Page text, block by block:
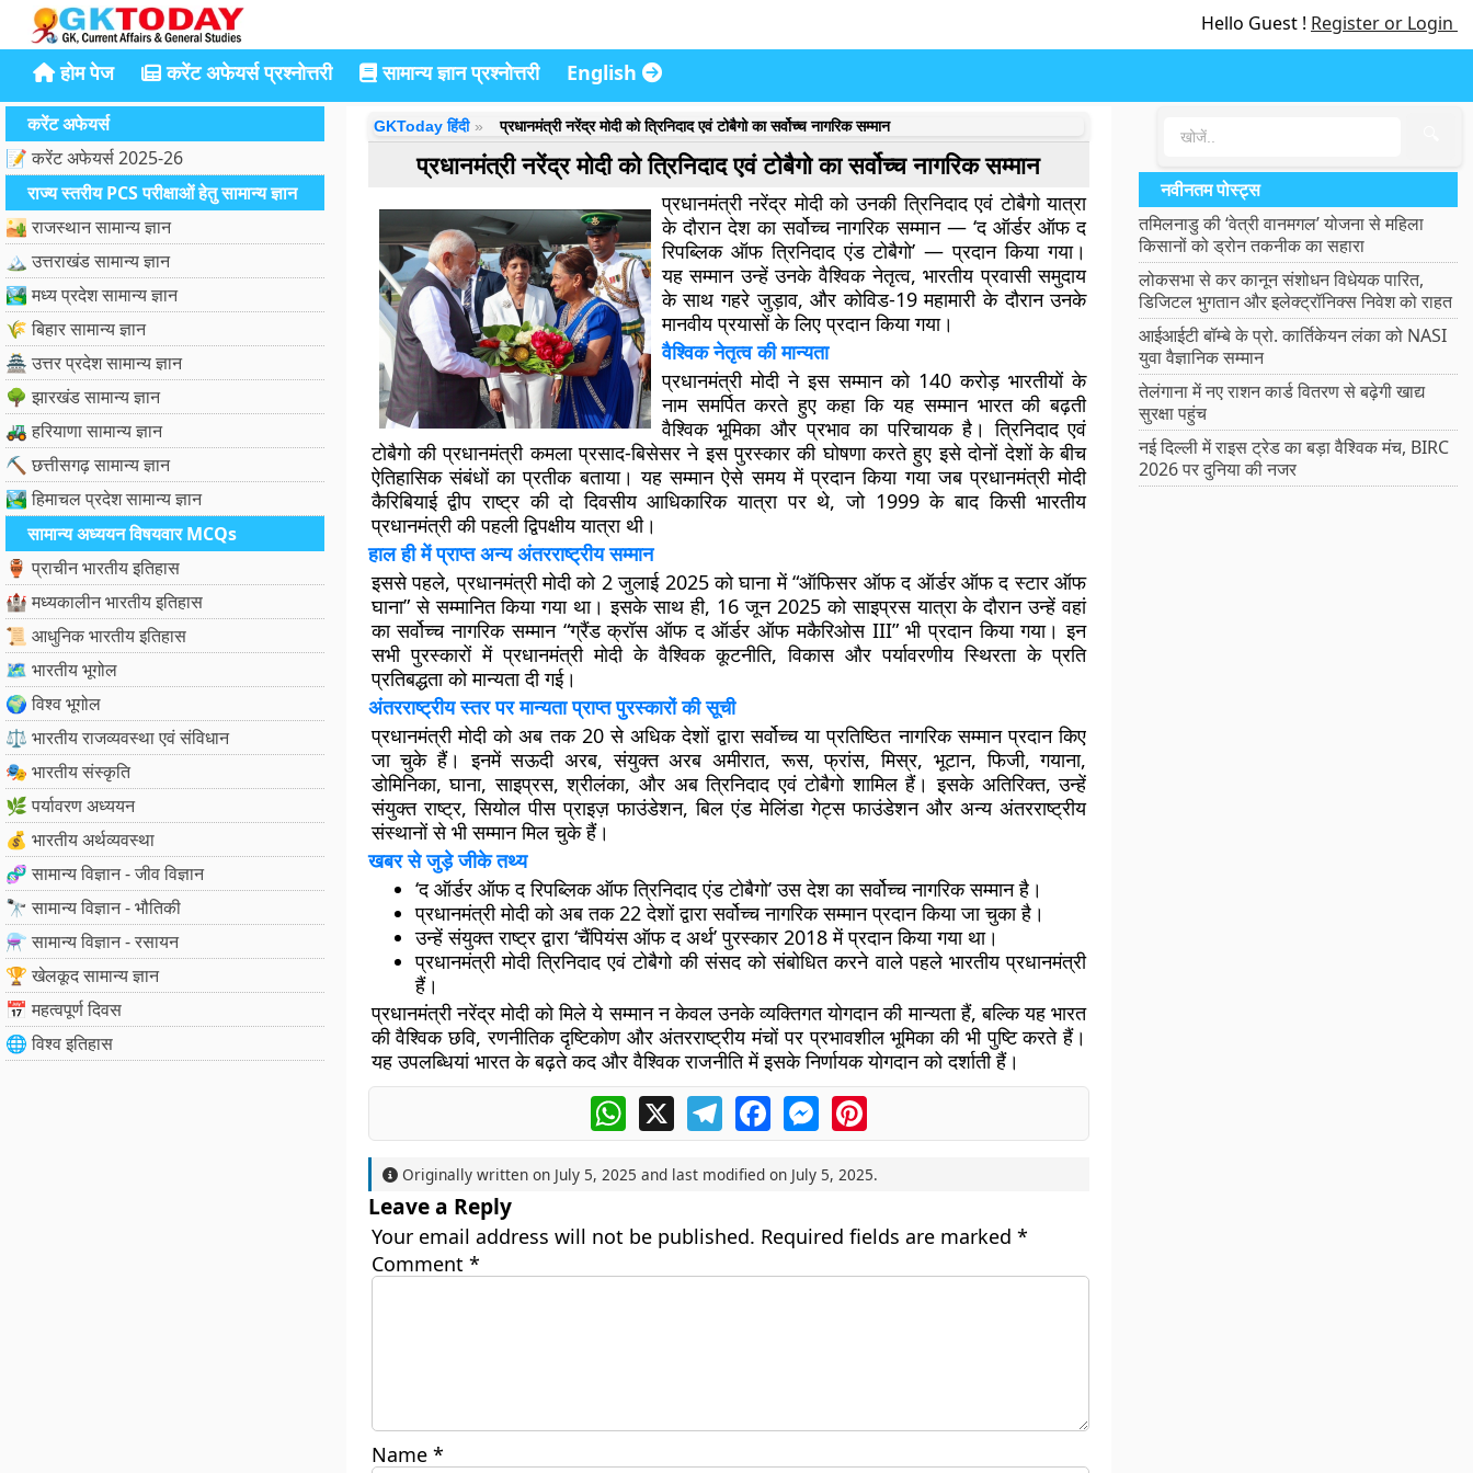
Hello Guest ! Register or Login
होम पेज करेंट अफेयर्स प्रश्नोत्तरी सामान्य ज्ञान प्रश्नोत्तरी English
करेंट अफेयर्स
📝 करेंट अफेयर्स 2025-26
राज्य स्तरीय PCS परीक्षाओं हेतु सामान्य ज्ञान
🏜️ राजस्थान सामान्य ज्ञान
🏔️ उत्तराखंड सामान्य ज्ञान
🏞️ मध्य प्रदेश सामान्य ज्ञान
🌾 बिहार सामान्य ज्ञान
🏯 उत्तर प्रदेश सामान्य ज्ञान
🌳 झारखंड सामान्य ज्ञान
🚜 हरियाणा सामान्य ज्ञान
⛏️ छत्तीसगढ़ सामान्य ज्ञान
🏞️ हिमाचल प्रदेश सामान्य ज्ञान
सामान्य अध्ययन विषयवार MCQs
🏺 प्राचीन भारतीय इतिहास
🏰 मध्यकालीन भारतीय इतिहास
📜 आधुनिक भारतीय इतिहास
🗺️ भारतीय भूगोल
🌍 विश्व भूगोल
⚖️ भारतीय राजव्यवस्था एवं संविधान
🎭 भारतीय संस्कृति
🌿 पर्यावरण अध्ययन
💰 भारतीय अर्थव्यवस्था
🧬 सामान्य विज्ञान - जीव विज्ञान
🔭 सामान्य विज्ञान - भौतिकी
⚗️ सामान्य विज्ञान - रसायन
🏆 खेलकूद सामान्य ज्ञान
📅 महत्वपूर्ण दिवस
🌐 विश्व इतिहास
GKToday हिंदी प्रधानमंत्री नरेंद्र मोदी को त्रिनिदाद एवं टोबैगो का सर्वोच्च नागरिक सम्मान
प्रधानमंत्री नरेंद्र मोदी को त्रिनिदाद एवं टोबैगो का सर्वोच्च नागरिक सम्मान
प्रधानमंत्री नरेंद्र मोदी को उनकी त्रिनिदाद एवं टोबैगो यात्रा
के दौरान देश का सर्वोच्च नागरिक सम्मान — ‘द ऑर्डर ऑफ द
रिपब्लिक ऑफ त्रिनिदाद एंड टोबैगो’ — प्रदान किया गया।
यह सम्मान उन्हें उनके वैश्विक नेतृत्व, भारतीय प्रवासी समुदाय
के साथ गहरे जुड़ाव, और कोविड-19 महामारी के दौरान उनके
मानवीय प्रयासों के लिए प्रदान किया गया।
वैश्विक नेतृत्व की मान्यता
प्रधानमंत्री मोदी ने इस सम्मान को 140 करोड़ भारतीयों के
नाम समर्पित करते हुए कहा कि यह सम्मान भारत की बढ़ती
वैश्विक भूमिका और प्रभाव का परिचायक है। त्रिनिदाद एवं
टोबैगो की प्रधानमंत्री कमला प्रसाद-बिसेसर ने इस पुरस्कार की घोषणा करते हुए इसे दोनों देशों के बीच
ऐतिहासिक संबंधों का प्रतीक बताया। यह सम्मान ऐसे समय में प्रदान किया गया जब प्रधानमंत्री मोदी
कैरिबियाई द्वीप राष्ट्र की दो दिवसीय आधिकारिक यात्रा पर थे, जो 1999 के बाद किसी भारतीय
प्रधानमंत्री की पहली द्विपक्षीय यात्रा थी।
हाल ही में प्राप्त अन्य अंतरराष्ट्रीय सम्मान
इससे पहले, प्रधानमंत्री मोदी को 2 जुलाई 2025 को घाना में “ऑफिसर ऑफ द ऑर्डर ऑफ द स्टार ऑफ
घाना” से सम्मानित किया गया था। इसके साथ ही, 16 जून 2025 को साइप्रस यात्रा के दौरान उन्हें वहां
का सर्वोच्च नागरिक सम्मान “ग्रैंड क्रॉस ऑफ द ऑर्डर ऑफ मकैरिओस III” भी प्रदान किया गया। इन
सभी पुरस्कारों में प्रधानमंत्री मोदी के वैश्विक कूटनीति, विकास और पर्यावरणीय स्थिरता के प्रति
प्रतिबद्धता को मान्यता दी गई।
अंतरराष्ट्रीय स्तर पर मान्यता प्राप्त पुरस्कारों की सूची
प्रधानमंत्री मोदी को अब तक 20 से अधिक देशों द्वारा सर्वोच्च या प्रतिष्ठित नागरिक सम्मान प्रदान किए
जा चुके हैं। इनमें सऊदी अरब, संयुक्त अरब अमीरात, रूस, फ्रांस, मिस्र, भूटान, फिजी, गयाना,
डोमिनिका, घाना, साइप्रस, श्रीलंका, और अब त्रिनिदाद एवं टोबैगो शामिल हैं। इसके अतिरिक्त, उन्हें
संयुक्त राष्ट्र, सियोल पीस प्राइज़ फाउंडेशन, बिल एंड मेलिंडा गेट्स फाउंडेशन और अन्य अंतरराष्ट्रीय
संस्थानों से भी सम्मान मिल चुके हैं।
खबर से जुड़े जीके तथ्य
‘द ऑर्डर ऑफ द रिपब्लिक ऑफ त्रिनिदाद एंड टोबैगो’ उस देश का सर्वोच्च नागरिक सम्मान है।
प्रधानमंत्री मोदी को अब तक 22 देशों द्वारा सर्वोच्च नागरिक सम्मान प्रदान किया जा चुका है।
उन्हें संयुक्त राष्ट्र द्वारा ‘चैंपियंस ऑफ द अर्थ’ पुरस्कार 2018 में प्रदान किया गया था।
प्रधानमंत्री मोदी त्रिनिदाद एवं टोबैगो की संसद को संबोधित करने वाले पहले भारतीय प्रधानमंत्री
हैं।
प्रधानमंत्री नरेंद्र मोदी को मिले ये सम्मान न केवल उनके व्यक्तिगत योगदान की मान्यता हैं, बल्कि यह भारत
की वैश्विक छवि, रणनीतिक दृष्टिकोण और अंतरराष्ट्रीय मंचों पर प्रभावशील भूमिका की भी पुष्टि करते हैं।
यह उपलब्धियां भारत के बढ़ते कद और वैश्विक राजनीति में इसके निर्णायक योगदान को दर्शाती हैं।
WhatsApp
X TelegramFacebookMessengerPinterest
Originally written on July 5, 2025 and last modified on July 5, 2025.
Leave a Reply
Your email address will not be published. Required fields are marked *
Comment *
Name *
नवीनतम पोस्ट्स
तमिलनाडु की ‘वेत्री वानमगल’ योजना से महिला
किसानों को ड्रोन तकनीक का सहारा
लोकसभा से कर कानून संशोधन विधेयक पारित,
डिजिटल भुगतान और इलेक्ट्रॉनिक्स निवेश को राहत
आईआईटी बॉम्बे के प्रो. कार्तिकेयन लंका को NASI
युवा वैज्ञानिक सम्मान
तेलंगाना में नए राशन कार्ड वितरण से बढ़ेगी खाद्य
सुरक्षा पहुंच
नई दिल्ली में राइस ट्रेड का बड़ा वैश्विक मंच, BIRC
2026 पर दुनिया की नजर